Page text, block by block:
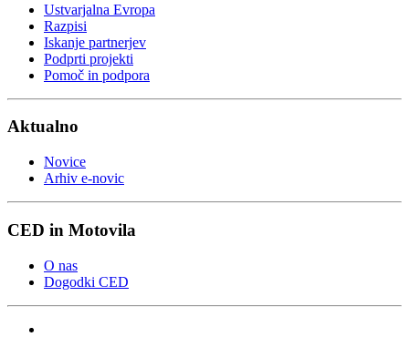
Ustvarjalna Evropa
Razpisi
Iskanje partnerjev
Podprti projekti
Pomoč in podpora
Aktualno
Novice
Arhiv e-novic
CED in Motovila
O nas
Dogodki CED